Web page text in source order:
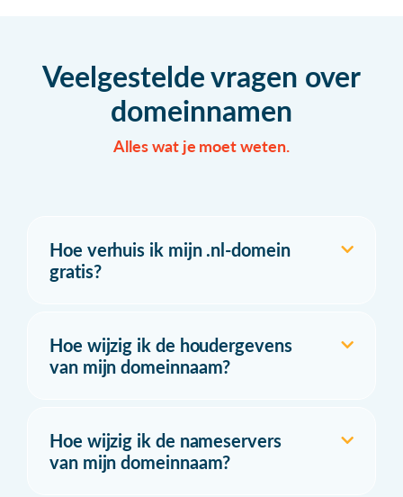
Veelgestelde vragen over
domeinnamen
Alles wat je moet weten.
Hoe verhuis ik mijn .nl-domein
gratis?
Hoe wijzig ik de houdergevens
van mijn domeinnaam?
Hoe wijzig ik de nameservers
van mijn domeinnaam?